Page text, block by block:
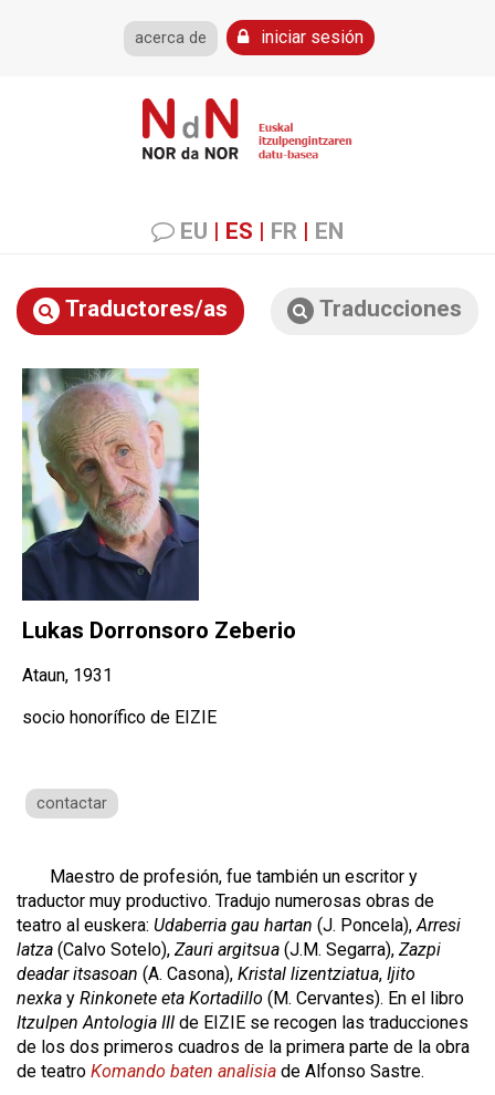
acerca de iniciar sesión
EU | ES | FR | EN
Traductores/as Traducciones
Lukas Dorronsoro Zeberio
Ataun, 1931
socio honorífico de EIZIE
contactar
Maestro de profesión, fue también un escritor y
traductor muy productivo. Tradujo numerosas obras de
teatro al euskera: Udaberria gau hartan (J. Poncela),Arresi
latza (Calvo Sotelo), Zauri argitsua (J.M. Segarra), Zazpi
deadar itsasoan (A. Casona), Kristal lizentziatua, Ijito
nexka y Rinkonete eta Kortadillo (M. Cervantes). En el libro
Itzulpen Antologia III de EIZIE se recogen las traducciones
de los dos primeros cuadros de la primera parte de la obra
de teatro Komando baten analisia de Alfonso Sastre.